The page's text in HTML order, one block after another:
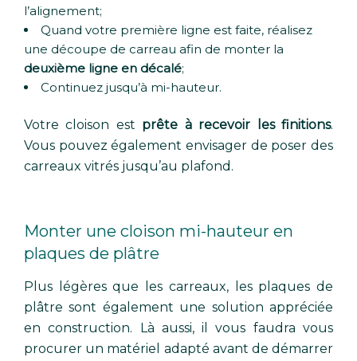
l’alignement;
Quand votre première ligne est faite, réalisez
une découpe de carreau afin de monter la
deuxième ligne en décalé;
Continuez jusqu’à mi-hauteur.
Votre cloison est prête à recevoir les finitions.
Vous pouvez également envisager de poser des
carreaux vitrés jusqu’au plafond.
Monter une cloison mi-hauteur en
plaques de plâtre
Plus légères que les carreaux, les plaques de
plâtre sont également une solution appréciée
en construction. Là aussi, il vous faudra vous
procurer un matériel adapté avant de démarrer